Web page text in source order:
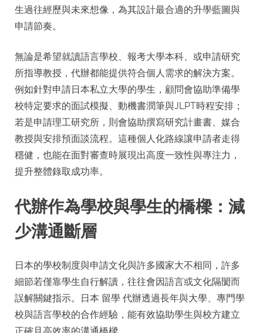
生過往經歷與未來想像，為其設計最合適的升學藍圖與
申請節奏。
無論是希望就讀語言學校、報考大學本科、或申請研究
所指導教授，代辦都能提供符合個人需求的解決方案。
例如針對申請日本私立大學的學生，顧問會協助準備學
校特定要求的面試模擬、動機書潤筆與JLPT時程安排；
若是申請理工研究所，則會協助撰寫研究計畫書、媒合
教授與安排預面談流程。這種個人化路線讓申請者走得
穩健，也能在面對審查時展現出高度一致性與專注力，
提升整體錄取成功率。
代辦作為學校與學生的橋樑：減
少溝通斷層
日本的學校制度與申請文化與許多國家大不相同，許多
細節若僅靠學生自行解讀，往往會因語言或文化隔閡而
誤解關鍵指示。日本 留學 代辦透過長年與大學、專門學
校與語言學校的合作經驗，能有效協助學生與校方建立